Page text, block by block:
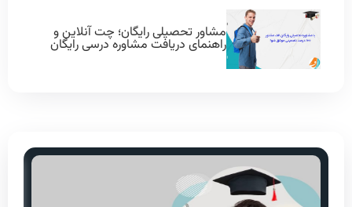
مشاور تحصیلی رایگان؛ چت آنلاین و
راهنمای دریافت مشاوره درسی رایگان